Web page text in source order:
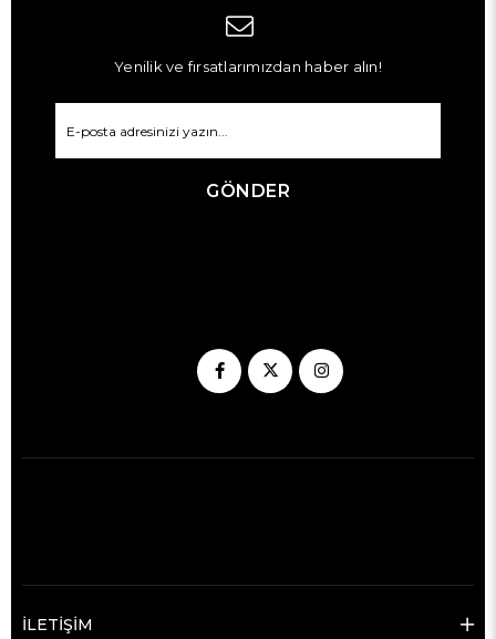
Yenilik ve fırsatlarımızdan haber alın!
GÖNDER
İLETİŞİM